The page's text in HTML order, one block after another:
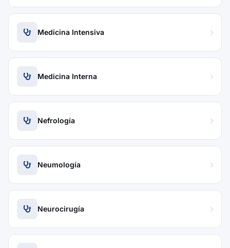
Medicina Intensiva
Medicina Interna
Nefrología
Neumología
Neurocirugía